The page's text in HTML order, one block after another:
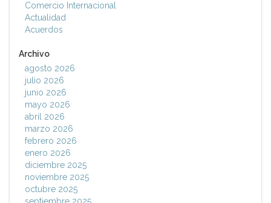
Comercio Internacional
Actualidad
Acuerdos
Archivo
agosto 2026
julio 2026
junio 2026
mayo 2026
abril 2026
marzo 2026
febrero 2026
enero 2026
diciembre 2025
noviembre 2025
octubre 2025